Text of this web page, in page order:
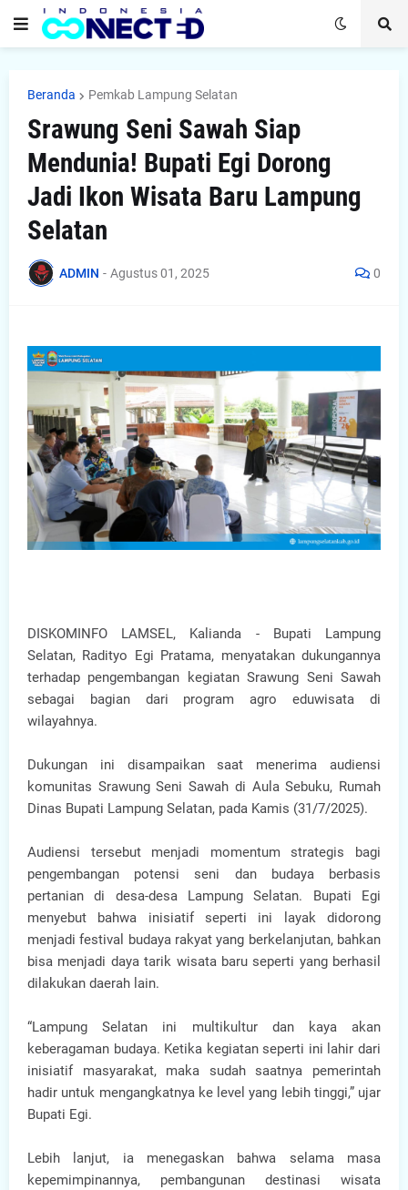
Beranda Pemkab Lampung Selatan
Srawung Seni Sawah Siap
Mendunia! Bupati Egi Dorong
Jadi Ikon Wisata Baru Lampung
Selatan
ADMIN - Agustus 01, 2025 0
DISKOMINFO LAMSEL, Kalianda - Bupati Lampung
Selatan, Radityo Egi Pratama, menyatakan dukungannya
terhadap pengembangan kegiatan Srawung Seni Sawah
sebagai bagian dari program agro eduwisata di
wilayahnya.
Dukungan ini disampaikan saat menerima audiensi
komunitas Srawung Seni Sawah di Aula Sebuku, Rumah
Dinas Bupati Lampung Selatan, pada Kamis (31/7/2025).
Audiensi tersebut menjadi momentum strategis bagi
pengembangan potensi seni dan budaya berbasis
pertanian di desa-desa Lampung Selatan. Bupati Egi
menyebut bahwa inisiatif seperti ini layak didorong
menjadi festival budaya rakyat yang berkelanjutan, bahkan
bisa menjadi daya tarik wisata baru seperti yang berhasil
dilakukan daerah lain.
“Lampung Selatan ini multikultur dan kaya akan
keberagaman budaya. Ketika kegiatan seperti ini lahir dari
inisiatif masyarakat, maka sudah saatnya pemerintah
hadir untuk mengangkatnya ke level yang lebih tinggi,” ujar
Bupati Egi.
Lebih lanjut, ia menegaskan bahwa selama masa
kepemimpinannya, pembangunan destinasi wisata